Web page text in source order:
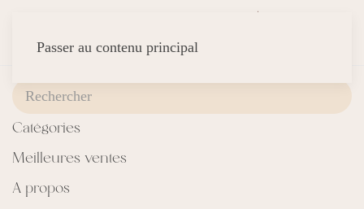
Passer au contenu principal
Catégories
Meilleures ventes
A propos